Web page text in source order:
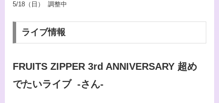
5/18（日） 調整中
ライブ情報
FRUITS ZIPPER 3rd ANNIVERSARY 超め
でたいライブ -さん-